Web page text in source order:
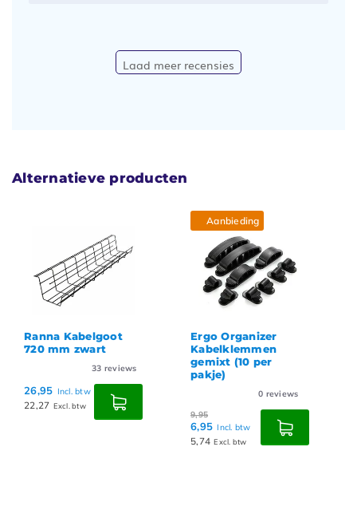
Laad meer recensies
Alternatieve producten
Ranna Kabelgoot
720 mm zwart
33 reviews
26,95 Incl. btw
22,27 Excl. btw
Aanbieding
Ergo Organizer
Kabelklemmen
gemixt (10 per
pakje)
0 reviews
9,95
6,95 Incl. btw
5,74 Excl. btw